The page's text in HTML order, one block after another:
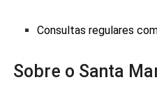
Consultas regulares
Sobre o Santa